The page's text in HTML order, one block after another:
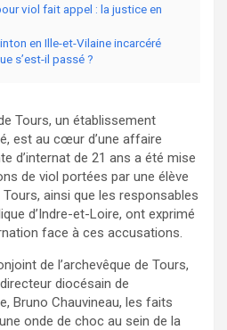
viol fait appel : la justice en
en Ille-et-Vilaine incarcéré
s’est-il passé ?
Tours, un établissement
est au cœur d’une affaire
d’internat de 21 ans a été mise
de viol portées par une élève
ainsi que les responsables
d’Indre-et-Loire, ont exprimé
face à ces accusations.
de l’archevêque de Tours,
diocésain de
Bruno Chauvineau, les faits
onde de choc au sein de la